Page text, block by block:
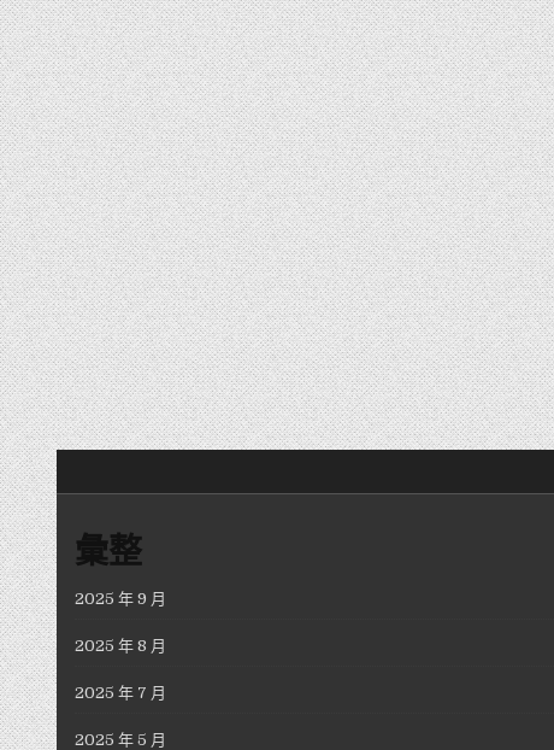
彙整
2025 年 9 月
2025 年 8 月
2025 年 7 月
2025 年 5 月